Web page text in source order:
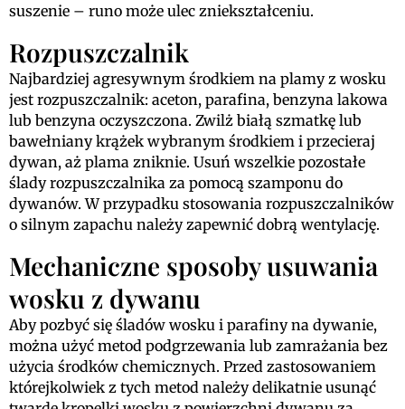
suszenie – runo może ulec zniekształceniu.
Rozpuszczalnik
Najbardziej agresywnym środkiem na plamy z wosku
jest rozpuszczalnik: aceton, parafina, benzyna lakowa
lub benzyna oczyszczona. Zwilż białą szmatkę lub
bawełniany krążek wybranym środkiem i przecieraj
dywan, aż plama zniknie. Usuń wszelkie pozostałe
ślady rozpuszczalnika za pomocą szamponu do
dywanów. W przypadku stosowania rozpuszczalników
o silnym zapachu należy zapewnić dobrą wentylację.
Mechaniczne sposoby usuwania
wosku z dywanu
Aby pozbyć się śladów wosku i parafiny na dywanie,
można użyć metod podgrzewania lub zamrażania bez
użycia środków chemicznych. Przed zastosowaniem
którejkolwiek z tych metod należy delikatnie usunąć